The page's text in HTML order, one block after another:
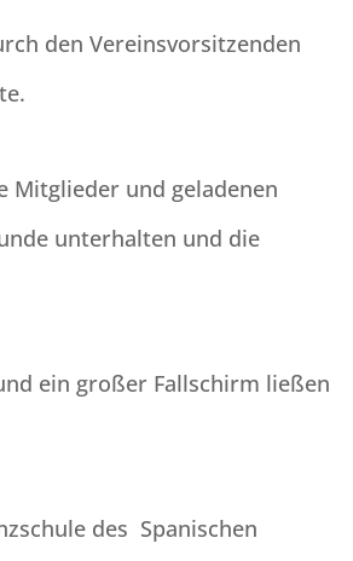
den Vereinsvorsitzenden
Mitglieder und geladenen
unterhalten und die
ein großer Fallschirm ließen
des Spanischen